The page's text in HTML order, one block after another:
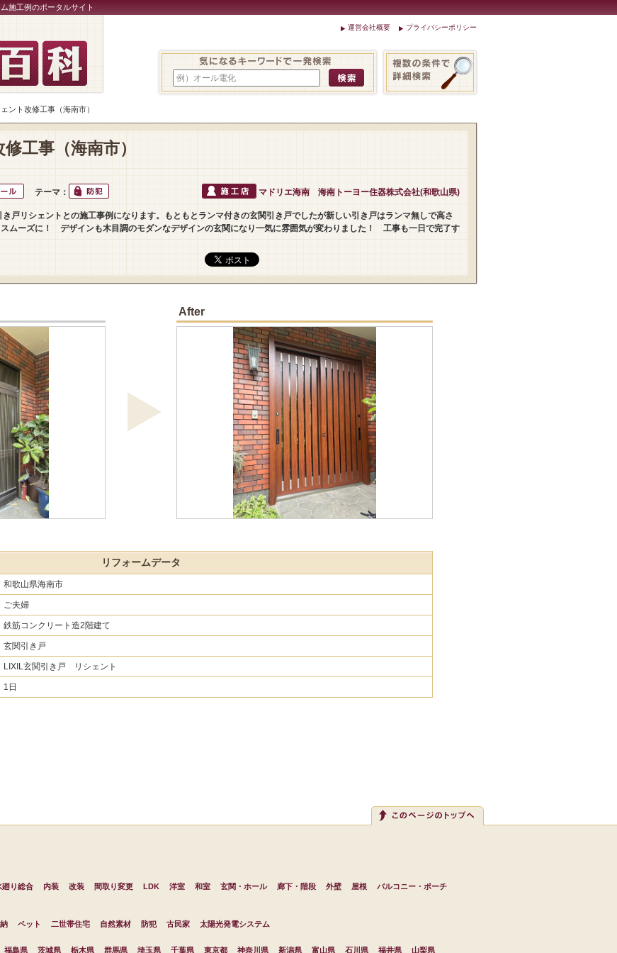
施工例のポータルサイト
運営会社概要 プライバシーポリシー
例）オール電化
ント改修工事（海南市）
工事（海南市）
テーマ： マドリエ海南 海南トーヨー住器株式会社(和歌山県)
戸リシェントとの施工事例になります。もともとランマ付きの玄関引き戸でしたが新しい引き戸はランマ無しで高さ
ムーズに！ デザインも木目調のモダンなデザインの玄関になり一気に雰囲気が変わりました！ 工事も一日で完了す
After
リフォームデータ
和歌山県海南市
ご夫婦
鉄筋コンクリート造2階建て
玄関引き戸
LIXIL玄関引き戸 リシェント
1日
廻り総合 内装 改装 間取り変更 LDK 洋室 和室 玄関・ホール 廊下・階段 外壁 屋根
バルコニー・ポーチ
ペット 二世帯住宅 自然素材 防犯 古民家
太陽光発電システム
福島県 茨城県 栃木県 群馬県 埼玉県 千葉県 東京都 神奈川県 新潟県 富山県 石川県 福井県 山梨県